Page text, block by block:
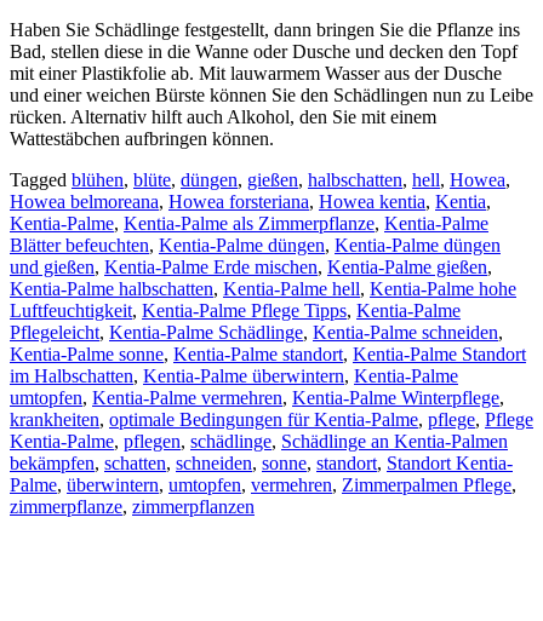
Haben Sie Schädlinge festgestellt, dann bringen Sie die Pflanze ins
Bad, stellen diese in die Wanne oder Dusche und decken den Topf
mit einer Plastikfolie ab. Mit lauwarmem Wasser aus der Dusche
und einer weichen Bürste können Sie den Schädlingen nun zu Leibe
rücken. Alternativ hilft auch Alkohol, den Sie mit einem
Wattestäbchen aufbringen können.
Tagged blühen, blüte, düngen, gießen, halbschatten, hell, Howea,
Howea belmoreana, Howea forsteriana, Howea kentia, Kentia,
Kentia-Palme, Kentia-Palme als Zimmerpflanze, Kentia-Palme
Blätter befeuchten, Kentia-Palme düngen, Kentia-Palme düngen
und gießen, Kentia-Palme Erde mischen, Kentia-Palme gießen,
Kentia-Palme halbschatten, Kentia-Palme hell, Kentia-Palme hohe
Luftfeuchtigkeit, Kentia-Palme Pflege Tipps, Kentia-Palme
Pflegeleicht, Kentia-Palme Schädlinge, Kentia-Palme schneiden,
Kentia-Palme sonne, Kentia-Palme standort, Kentia-Palme Standort
im Halbschatten, Kentia-Palme überwintern, Kentia-Palme
umtopfen, Kentia-Palme vermehren, Kentia-Palme Winterpflege,
krankheiten, optimale Bedingungen für Kentia-Palme, pflege, Pflege
Kentia-Palme, pflegen, schädlinge, Schädlinge an Kentia-Palmen
bekämpfen, schatten, schneiden, sonne, standort, Standort Kentia-
Palme, überwintern, umtopfen, vermehren, Zimmerpalmen Pflege,
zimmerpflanze, zimmerpflanzen